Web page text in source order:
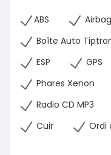
ABS Airbag
Boîte Auto
ESP
GPS
Phares Xenon
Radio CD MP3
Cuir
Ordi